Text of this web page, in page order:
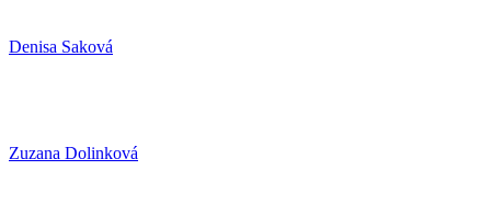
Denisa Saková
Zuzana Dolinková